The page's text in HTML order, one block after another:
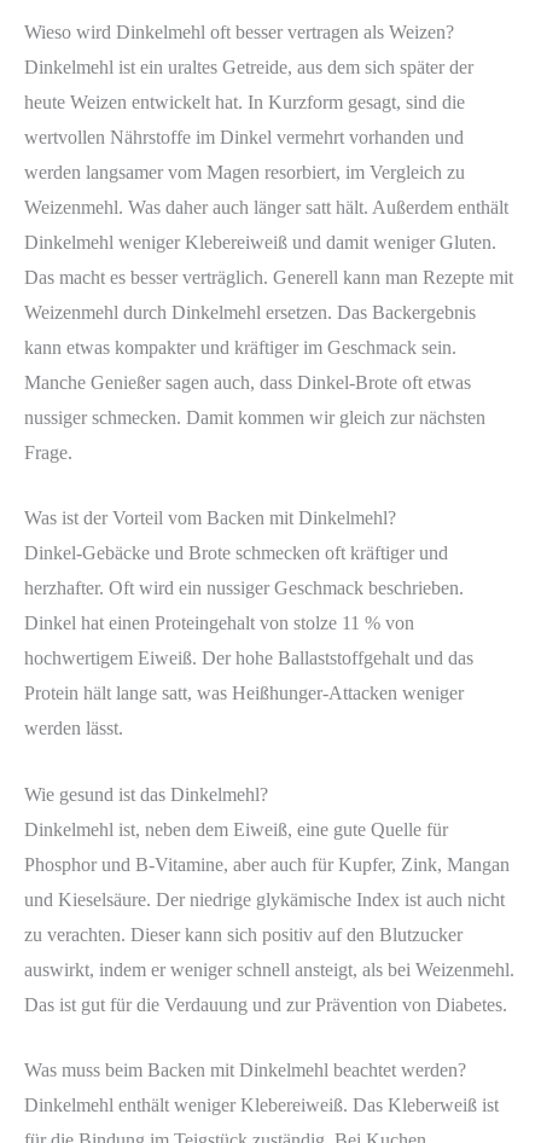
Wieso wird Dinkelmehl oft besser vertragen als Weizen?
Dinkelmehl ist ein uraltes Getreide, aus dem sich später der
heute Weizen entwickelt hat. In Kurzform gesagt, sind die
wertvollen Nährstoffe im Dinkel vermehrt vorhanden und
werden langsamer vom Magen resorbiert, im Vergleich zu
Weizenmehl. Was daher auch länger satt hält. Außerdem enthält
Dinkelmehl weniger Klebereiweiß und damit weniger Gluten.
Das macht es besser verträglich. Generell kann man Rezepte mit
Weizenmehl durch Dinkelmehl ersetzen. Das Backergebnis
kann etwas kompakter und kräftiger im Geschmack sein.
Manche Genießer sagen auch, dass Dinkel-Brote oft etwas
nussiger schmecken. Damit kommen wir gleich zur nächsten
Frage.
Was ist der Vorteil vom Backen mit Dinkelmehl?
Dinkel-Gebäcke und Brote schmecken oft kräftiger und
herzhafter. Oft wird ein nussiger Geschmack beschrieben.
Dinkel hat einen Proteingehalt von stolze 11 % von
hochwertigem Eiweiß. Der hohe Ballaststoffgehalt und das
Protein hält lange satt, was Heißhunger-Attacken weniger
werden lässt.
Wie gesund ist das Dinkelmehl?
Dinkelmehl ist, neben dem Eiweiß, eine gute Quelle für
Phosphor und B-Vitamine, aber auch für Kupfer, Zink, Mangan
und Kieselsäure. Der niedrige glykämische Index ist auch nicht
zu verachten. Dieser kann sich positiv auf den Blutzucker
auswirkt, indem er weniger schnell ansteigt, als bei Weizenmehl.
Das ist gut für die Verdauung und zur Prävention von Diabetes.
Was muss beim Backen mit Dinkelmehl beachtet werden?
Dinkelmehl enthält weniger Klebereiweiß. Das Kleberweiß ist